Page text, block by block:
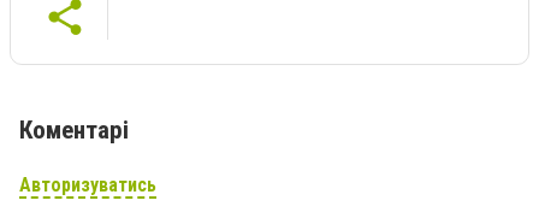
Коментарі
Авторизуватись